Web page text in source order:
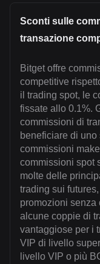
Sconti sulle
transazione
Bitget offre
competitive
il trading spot, le
fissate allo 0.1%.
commissioni di
beneficiare di
commissioni
commissioni spot
molte delle
trading sui
promozioni senza
alcune coppie di
vantaggiose per i
VIP di livello
livello VIP o più